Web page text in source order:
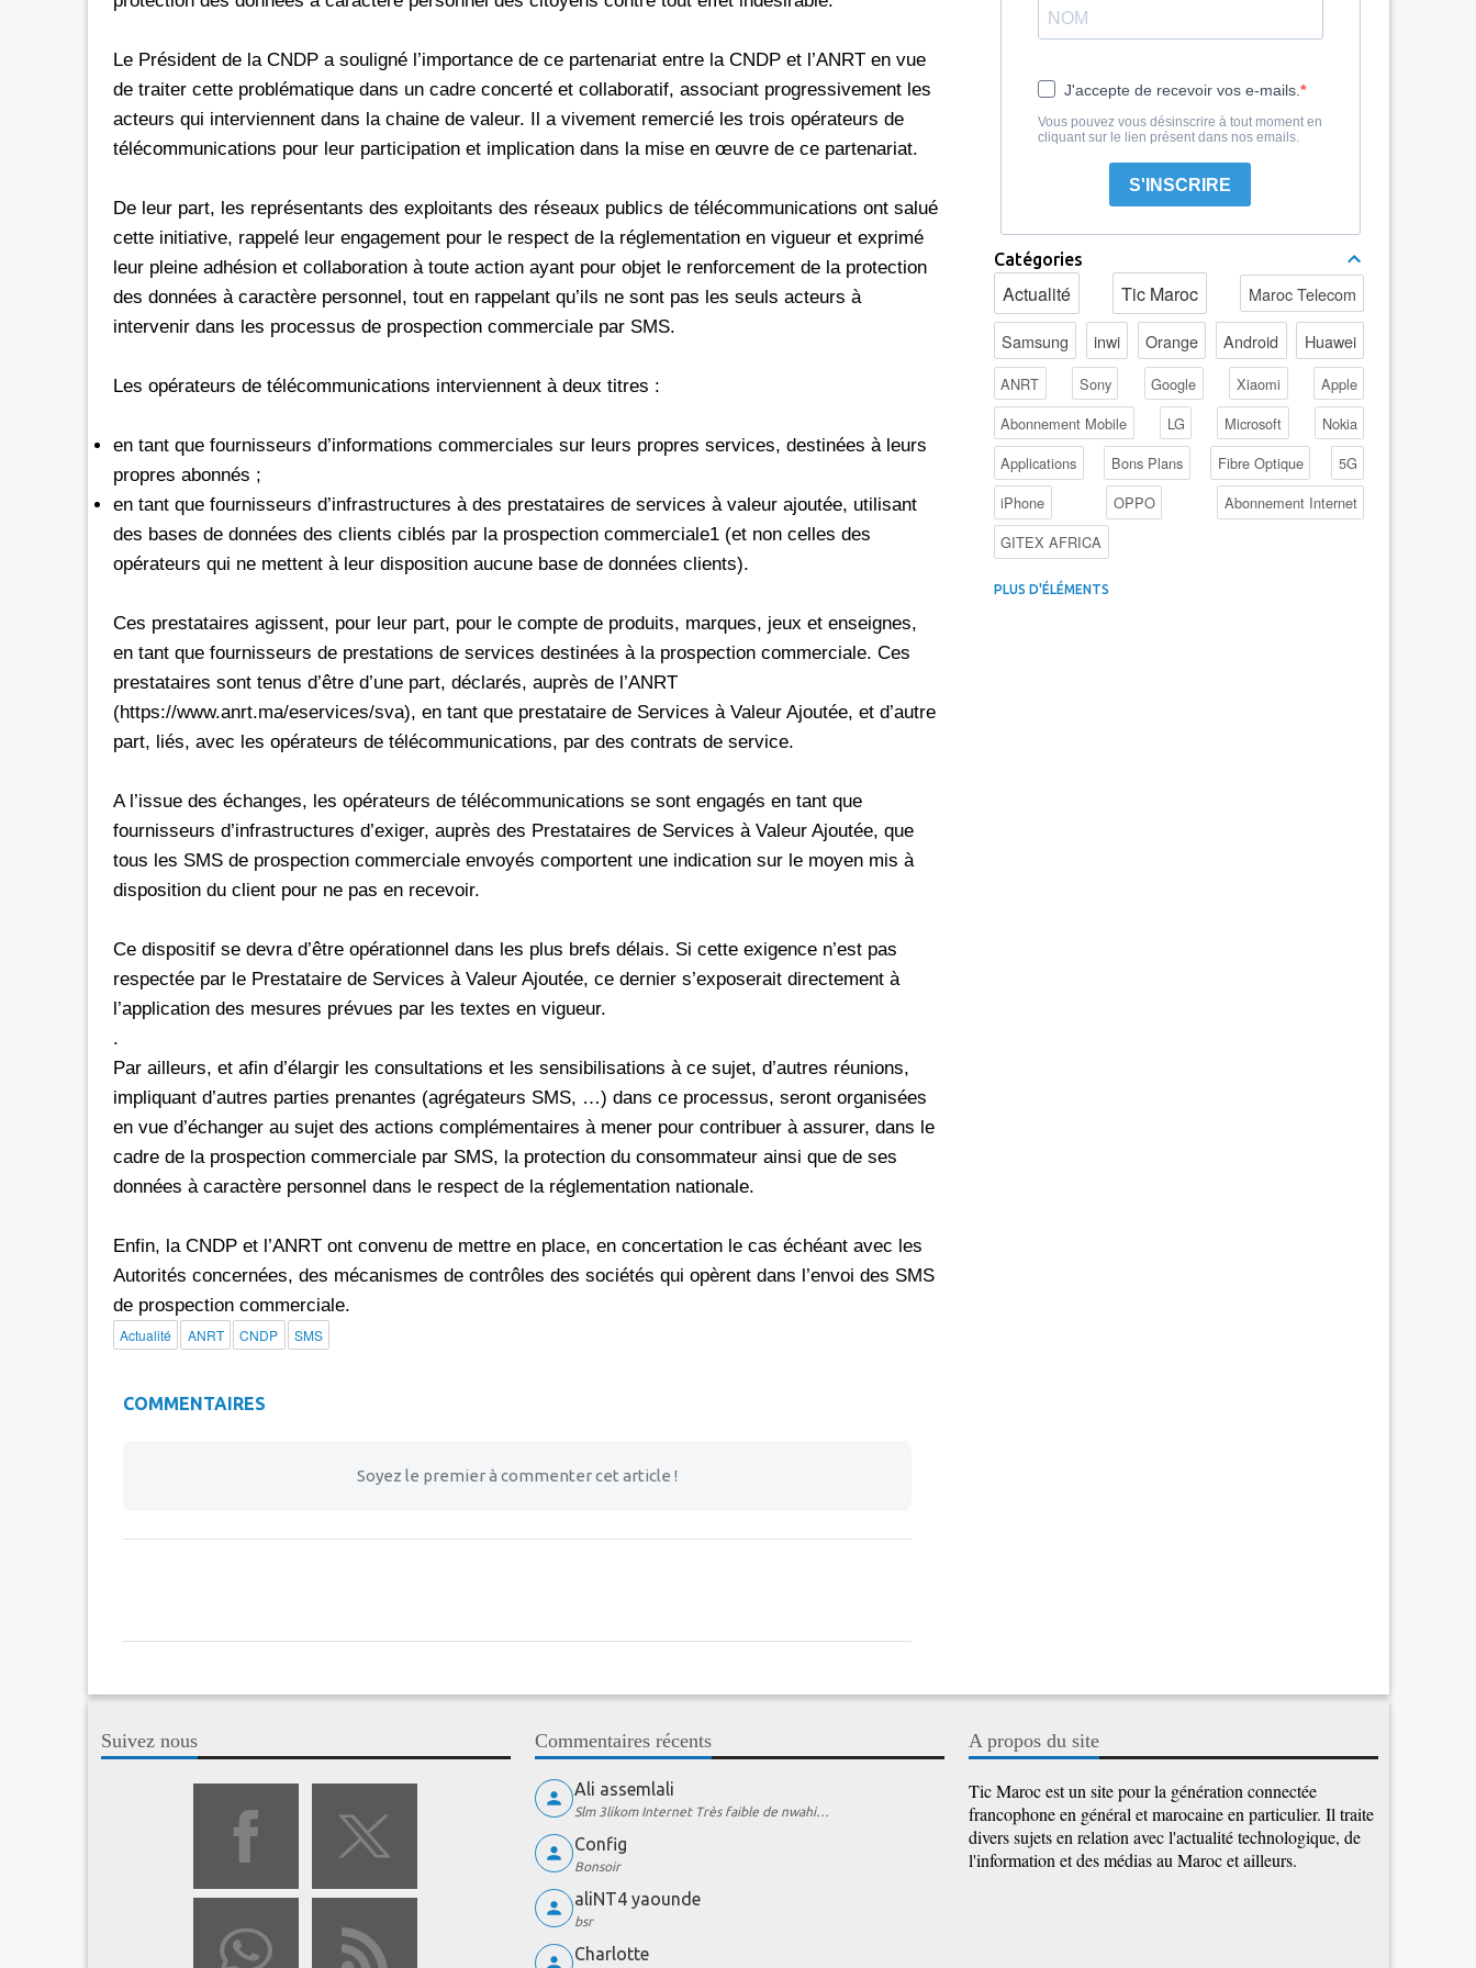
Le Président de la CNDP a souligné l’importance de ce partenariat entre la CNDP et l’ANRT en vue
de traiter cette problématique dans un cadre concerté et collaboratif, associant progressivement les
acteurs qui interviennent dans la chaine de valeur. Il a vivement remercié les trois opérateurs de
télécommunications pour leur participation et implication dans la mise en œuvre de ce partenariat.
De leur part, les représentants des exploitants des réseaux publics de télécommunications ont salué
cette initiative, rappelé leur engagement pour le respect de la réglementation en vigueur et exprimé
leur pleine adhésion et collaboration à toute action ayant pour objet le renforcement de la protection
des données à caractère personnel, tout en rappelant qu’ils ne sont pas les seuls acteurs à
intervenir dans les processus de prospection commerciale par SMS.
Les opérateurs de télécommunications interviennent à deux titres :
en tant que fournisseurs d’informations commerciales sur leurs propres services, destinées à leurs
propres abonnés ;
en tant que fournisseurs d’infrastructures à des prestataires de services à valeur ajoutée, utilisant
des bases de données des clients ciblés par la prospection commerciale1 (et non celles des
opérateurs qui ne mettent à leur disposition aucune base de données clients).
Ces prestataires agissent, pour leur part, pour le compte de produits, marques, jeux et enseignes,
en tant que fournisseurs de prestations de services destinées à la prospection commerciale. Ces
prestataires sont tenus d’être d’une part, déclarés, auprès de l’ANRT
(https://www.anrt.ma/eservices/sva), en tant que prestataire de Services à Valeur Ajoutée, et d’autre
part, liés, avec les opérateurs de télécommunications, par des contrats de service.
A l’issue des échanges, les opérateurs de télécommunications se sont engagés en tant que
fournisseurs d’infrastructures d’exiger, auprès des Prestataires de Services à Valeur Ajoutée, que
tous les SMS de prospection commerciale envoyés comportent une indication sur le moyen mis à
disposition du client pour ne pas en recevoir.
Ce dispositif se devra d’être opérationnel dans les plus brefs délais. Si cette exigence n’est pas
respectée par le Prestataire de Services à Valeur Ajoutée, ce dernier s’exposerait directement à
l’application des mesures prévues par les textes en vigueur.
.
Par ailleurs, et afin d’élargir les consultations et les sensibilisations à ce sujet, d’autres réunions,
impliquant d’autres parties prenantes (agrégateurs SMS, …) dans ce processus, seront organisées
en vue d’échanger au sujet des actions complémentaires à mener pour contribuer à assurer, dans le
cadre de la prospection commerciale par SMS, la protection du consommateur ainsi que de ses
données à caractère personnel dans le respect de la réglementation nationale.
Enfin, la CNDP et l’ANRT ont convenu de mettre en place, en concertation le cas échéant avec les
Autorités concernées, des mécanismes de contrôles des sociétés qui opèrent dans l’envoi des SMS
de prospection commerciale.
Actualité ANRT CNDP SMS
COMMENTAIRES
Soyez le premier à commenter cet article !
J'accepte de recevoir vos e-mails.
Vous pouvez vous désinscrire à tout moment en
cliquant sur le lien présent dans nos emails.
S'INSCRIRE
Catégories
Actualité Tic Maroc Maroc Telecom
Samsung inwi Orange Android Huawei
ANRT Sony Google Xiaomi
Apple
Abonnement Mobile
LG Microsoft
Nokia
Applications
Bons Plans Fibre Optique
5G
iPhone
OPPO
Abonnement Internet
GITEX AFRICA
4G au Maroc
PLUS D'ÉLÉMENTS
Suivez nous Commentaires récents
Ali assemlali
Slm 3likom Internet Très faible de nwahi…
Config
Bonsoir
aliNT4 yaounde
bsr
Charlotte
A propos du site
Tic Maroc est un site pour la génération connectée
francophone en général et marocaine en particulier. Il traite
divers sujets en relation avec l'actualité technologique, de
l'information et des médias au Maroc et ailleurs.